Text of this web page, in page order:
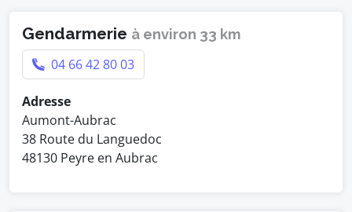
Gendarmerie à environ 33 km
04 66 42 80 03
Adresse
Aumont-Aubrac
38 Route du Languedoc
48130 Peyre en Aubrac